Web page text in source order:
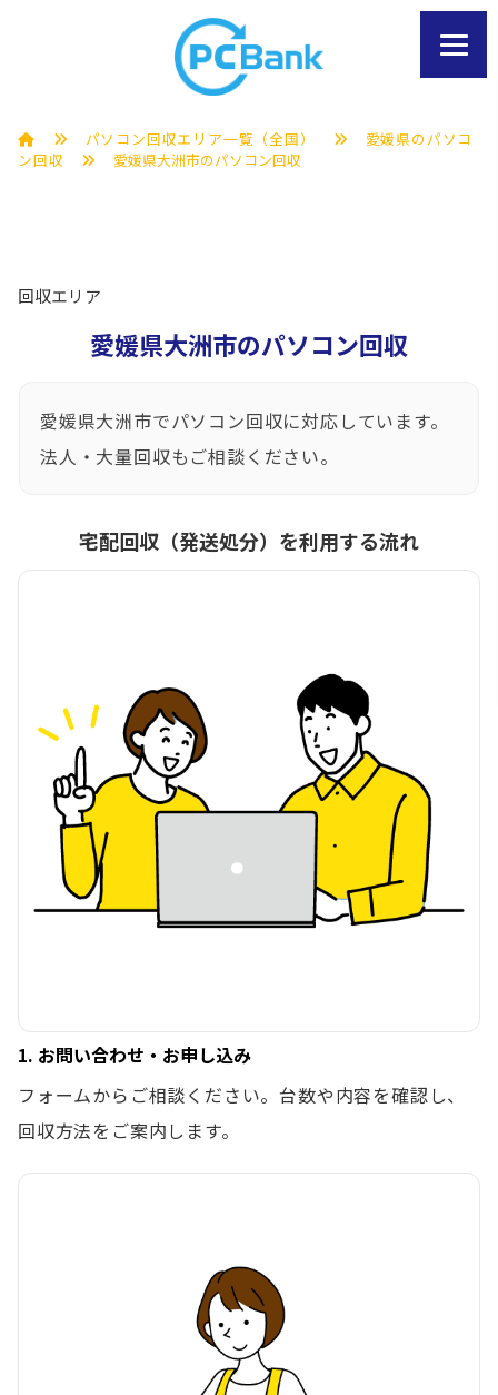
パソコン回収エリア一覧（全国）
愛媛県のパソコ
ン回収
愛媛県大洲市のパソコン回収
回収エリア
愛媛県大洲市のパソコン回収
愛媛県大洲市でパソコン回収に対応しています。
法人・大量回収もご相談ください。
宅配回収（発送処分）を利用する流れ
1. お問い合わせ・お申し込み
フォームからご相談ください。台数や内容を確認し、
回収方法をご案内します。